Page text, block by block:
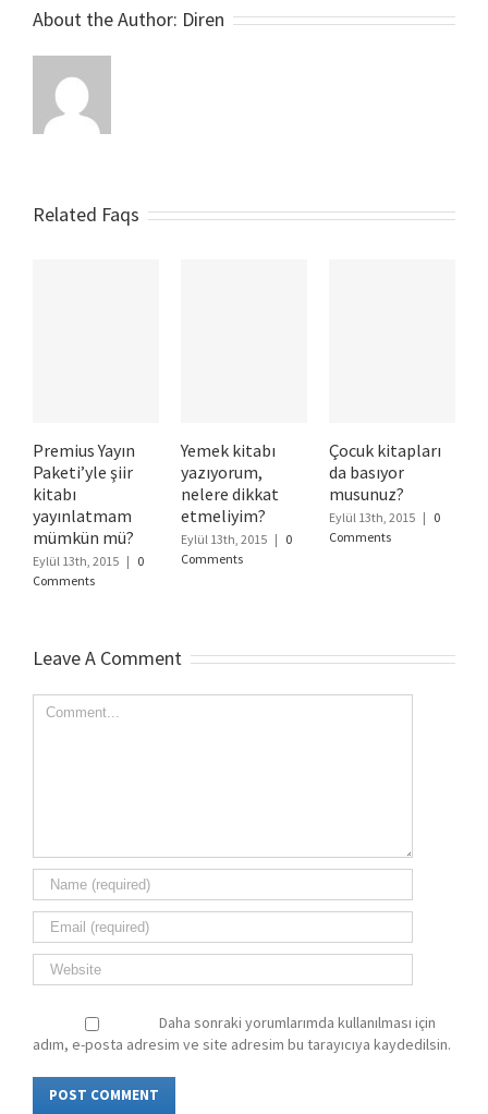
About the Author: Diren
Related Faqs
Premius Yayın
Paketi’yle şiir
kitabı
yayınlatmam
mümkün mü?
Eylül 13th, 2015 | 0
Comments
Yemek kitabı
yazıyorum,
nelere dikkat
etmeliyim?
Eylül 13th, 2015 | 0
Comments
Çocuk kitapları
da basıyor
musunuz?
Eylül 13th, 2015 | 0
Comments
Leave A Comment
Comment
Daha sonraki yorumlarımda kullanılması için
adım, e-posta adresim ve site adresim bu tarayıcıya kaydedilsin.